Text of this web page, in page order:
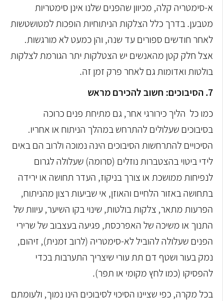
א-סימטריה קלה, מכיוון שהפנים שלנו אינן סימטריות
מטבען. בדרך כלל הצלקות הניתוחיות הופכות למטושטשות
לאחר חודשים ספורים עד שנה, והן כמעט לא מורגשות.
אצל חלק קטן מהאנשים יש הצטלקות יתר הגורמת לצלקות
בולטות ואדומות גם לאחר פרק זמן זה.
7. הסיבוכים: חשוב להכירם מראש
כמו כל הליך כירורגי אחר, גם מתיחת פנים כרוכה
בסיבוכים שעלולים להתרחש במהלך הניתוח או אחריו.
הסיכויים להתרחשות הסיבוכים הינה נמוכה ולרוב הם באים
לידי ביטוי בהצטברות נוזלים (סרומה) שעלולה לגרום
לנפיחות ממושכת או צורך בניקוז, העדר תחושה או ירידה
בתחושה באזור הלחיים והאוזן, אי שביעות רצון מהניתוח,
הפרעות מתאר, צלקות בולטות, שינוי בקו השיער, עיוות של
התנוך או משיכה של האפרכסת, פגיעה בעצבוב של שרירי
הפנים שעלולה להוביל לא-סימטריה (לרוב זמנית), זיהום,
נמק בעור ושטף דם תת עורי שיצריך התערבות בכדי
להפסיקו (כמו לחץ מקומי או תפר).
בכל מקרה, כפי שציינו הסיכוי לסיבוכים הינו נמוך, ולעומתם